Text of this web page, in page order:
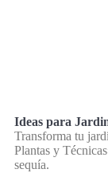
Ideas para
Transforma tu
Plantas y
sequía.